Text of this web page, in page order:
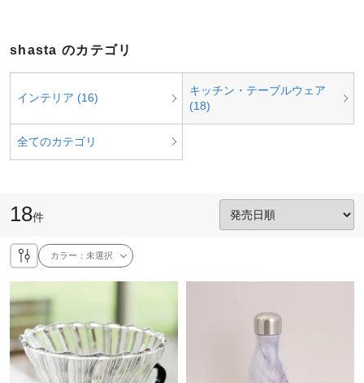
shasta のカテゴリ
インテリア (16)
キッチン・テーブルウェア
(18)
全てのカテゴリ
18件
カラー：未選択